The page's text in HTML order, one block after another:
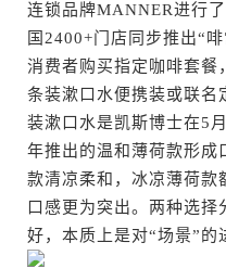
连锁品牌MANNER进行
国2400+门店同步推出“
消费者购买指定咖啡套餐
条装漱口水便携装或联名
装漱口水是凯斯博士在5
年推出的温和薄荷款形
款清凉柔和，冰凉薄荷款
口感更为突出。两种选
好，本质上是对“场景”的